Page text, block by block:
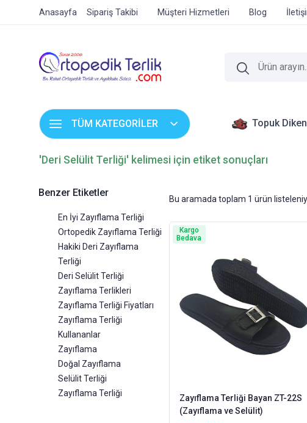
Anasayfa Sipariş Takibi Müşteri Hizmetleri Blog
TÜM KATEGORİLER Topuk
'Deri Selülit Terliği' kelimesi için etiket sonuçları
Benzer Etiketler
En İyi Zayıflama Terliği
Ortopedik Zayıflama Terliği
Hakiki Deri Zayıflama
Terliği
Deri Selülit Terliği
Zayıflama Terlikleri
Zayıflama Terliği Fiyatları
Zayıflama Terliği
Kullananlar
Zayıflama
Doğal Zayıflama
Selülit Terliği
Zayıflama Terliği
Bu aramada toplam 1 ürün
Zayıflama Terliği Bayan ZT-22S
(Zayıflama ve Selülit)
Kargo
Bedava